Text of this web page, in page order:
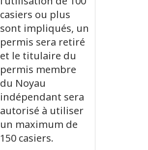
casiers ou plus
sont impliqués, un
permis sera retiré
et le titulaire du
permis membre
du Noyau
indépendant sera
autorisé à utiliser
un maximum de
150 casiers.